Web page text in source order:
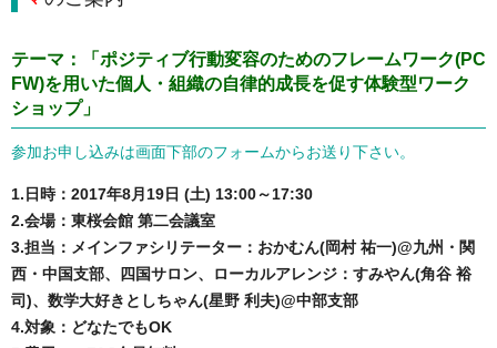
テーマ：「 ポジティブ行動変容のためのフレームワーク(PC
FW)を用いた個人・組織の自律的成長を促す体験型ワーク
ショップ」
参加お申し込みは画面下部のフォームからお送り下さい。
1.日時：2017年8月19日 (土) 13:00～17:30
2.会場：東桜会館 第二会議室
3.担当：メインファシリテーター：おかむん(岡村 祐一)@九州・関
西・中国支部、四国サロン、ローカルアレンジ：すみやん(角谷 裕
司)、数学大好きとしちゃん(星野 利夫)@中部支部
4.対象：どなたでもOK